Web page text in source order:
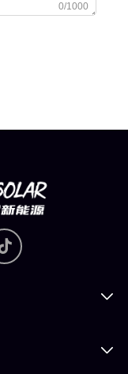
0/1000